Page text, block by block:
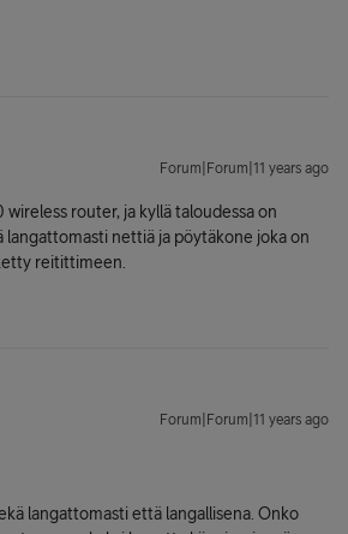
Forum|Forum|11 years ago
wireless router, ja kyllä taloudessa on
langattomasti nettiä ja pöytäkone joka on
reitittimeen.
Forum|Forum|11 years ago
langattomasti että langallisena. Onko